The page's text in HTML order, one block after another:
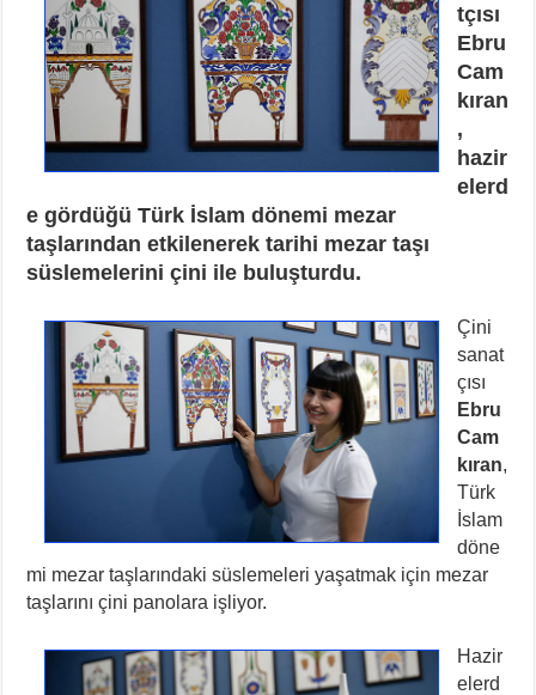
tçısı
Ebru
Cam
kıran
,
hazir
elerd
e gördüğü Türk İslam dönemi mezar
taşlarından etkilenerek tarihi mezar taşı
süslemelerini çini ile buluşturdu.
Çini
sanat
çısı
Ebru
Cam
kıran,
Türk
İslam
döne
mi mezar taşlarındaki süslemeleri yaşatmak için mezar
taşlarını çini panolara işliyor.
Hazir
elerd